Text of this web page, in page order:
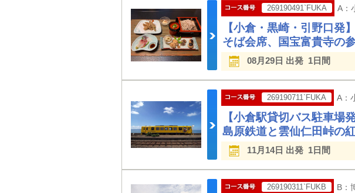
269190491`FUKA A：
【小倉・黒崎・引野口発
そば会席、国宝富貴寺の
08月29日 出発 1日間
269190711`FUKA A：
【小倉駅貸切バス駐車場
島原鉄道と雲仙仁田峠の
11月14日 出発 1日間
269190311`FUKB B：